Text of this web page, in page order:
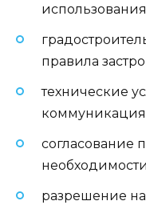
правила
технические
согласование
разрешение на